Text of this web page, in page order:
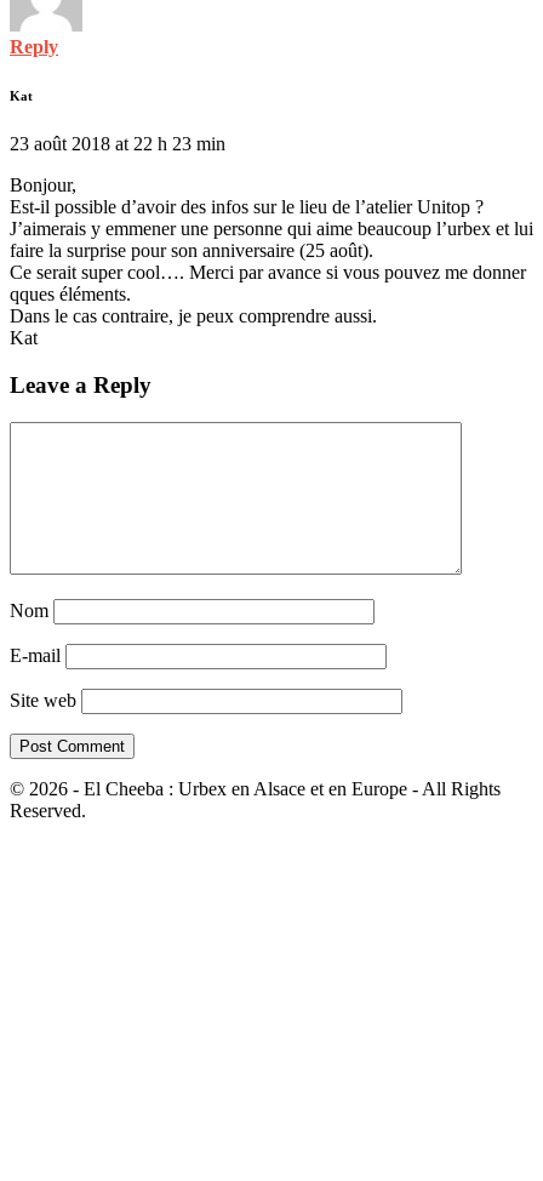
Reply
Kat
23 août 2018 at 22 h 23 min
Bonjour,
Est-il possible d’avoir des infos sur le lieu de l’atelier Unitop ?
J’aimerais y emmener une personne qui aime beaucoup l’urbex et lui
faire la surprise pour son anniversaire (25 août).
Ce serait super cool…. Merci par avance si vous pouvez me donner
qques éléments.
Dans le cas contraire, je peux comprendre aussi.
Kat
Leave a Reply
Nom
E-mail
Site web
© 2026 - El Cheeba : Urbex en Alsace et en Europe - All Rights
Reserved.